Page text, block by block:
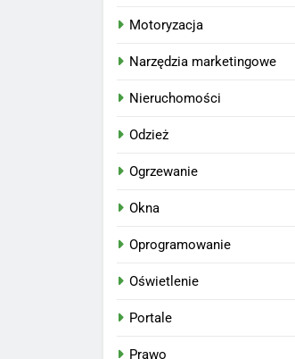
Motoryzacja
Narzędzia marketingowe
Nieruchomości
Odzież
Ogrzewanie
Okna
Oprogramowanie
Oświetlenie
Portale
Prawo